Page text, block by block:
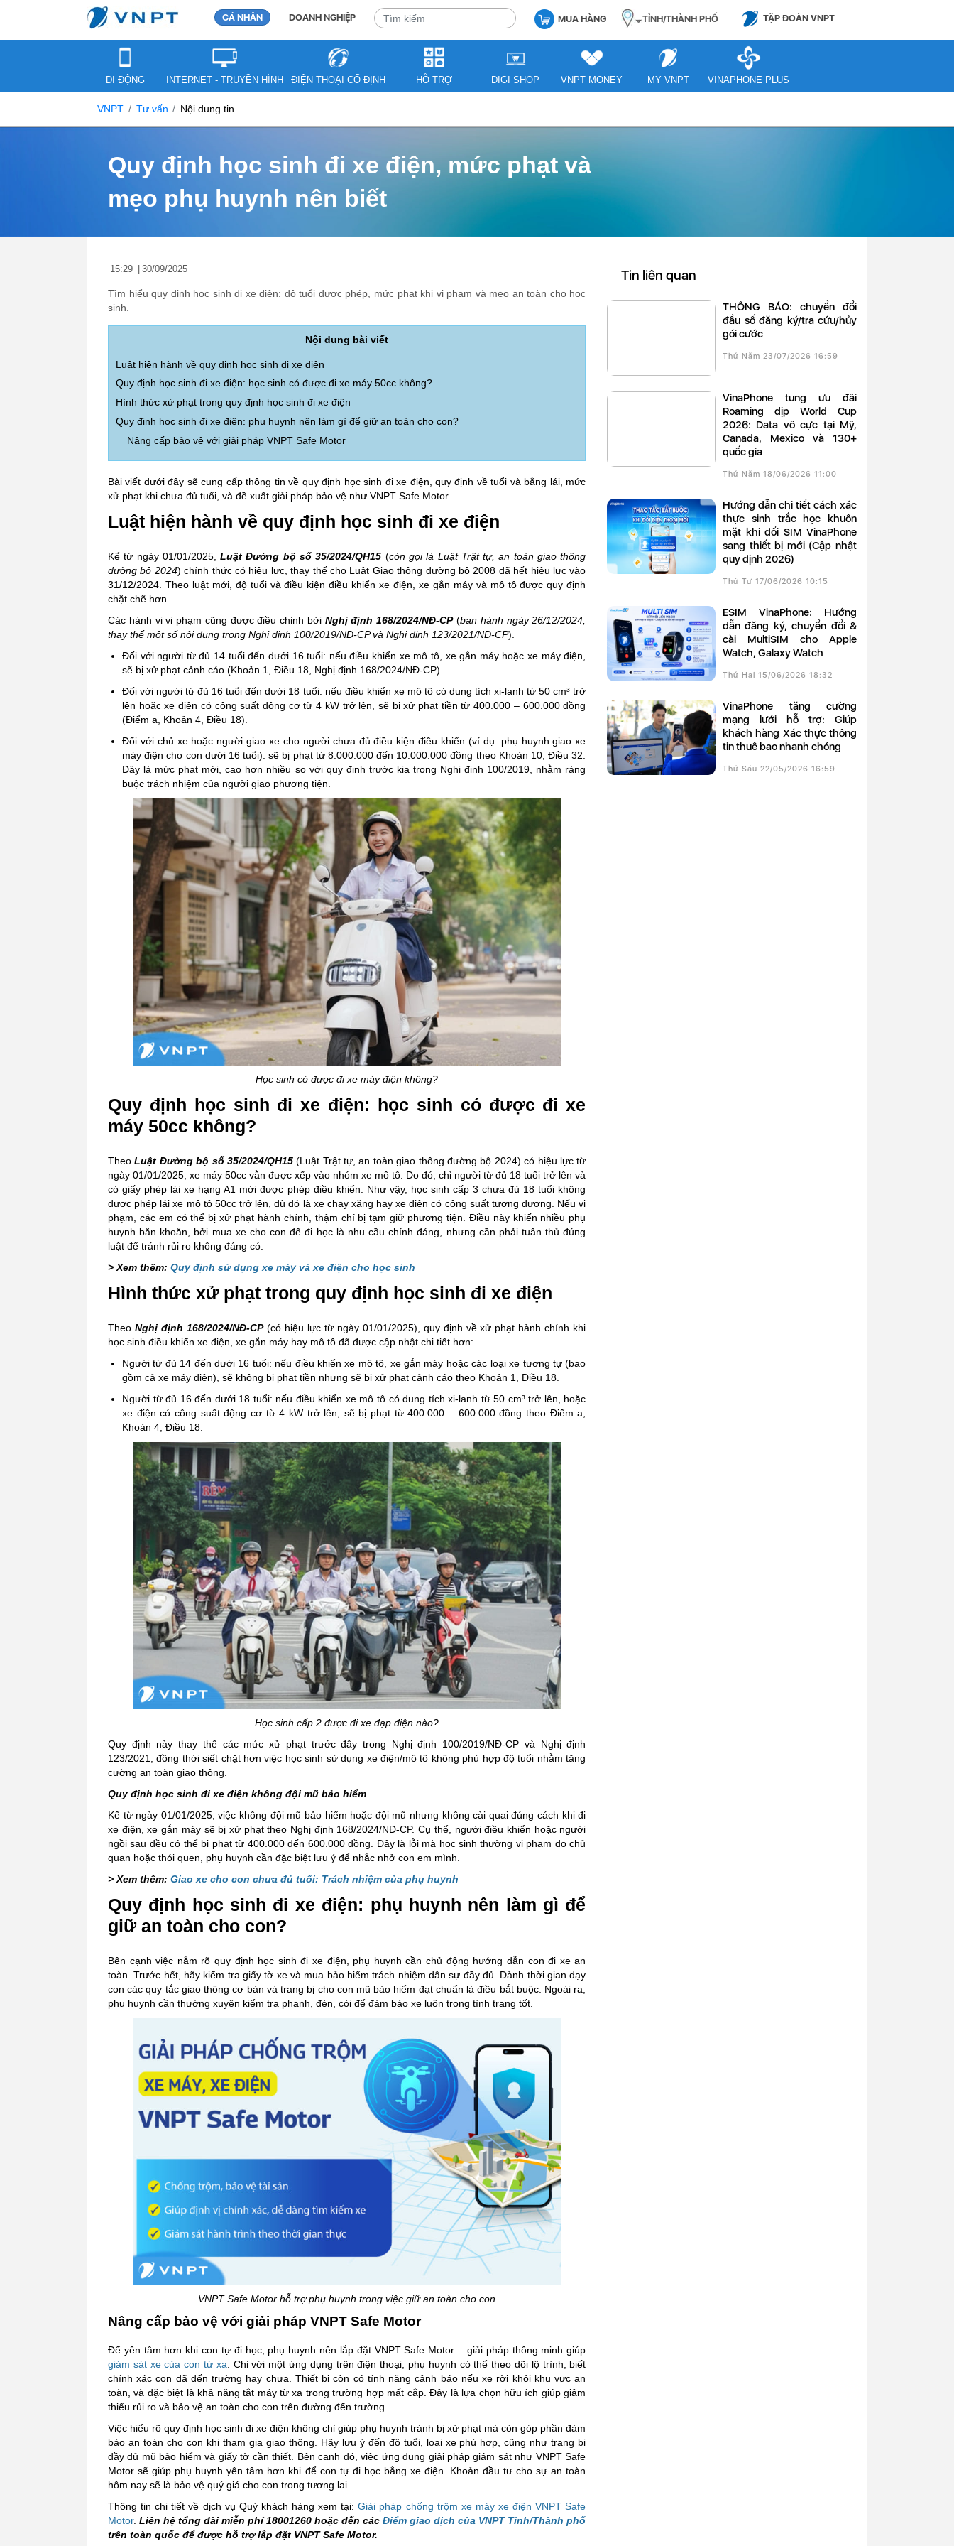
CÁ NHÂN DOANH NGHIỆP MUA HÀNG TỈNH/THÀNH PHỐ TẬP ĐOÀN VNPT
DI ĐỘNG INTERNET - TRUYỀN HÌNH ĐIỆN THOẠI CỐ ĐỊNH HỖ TRỢ DIGI SHOP VNPT MONEY MY VNPT VINAPHONE PLUS
VNPT Tư vấn Nội dung tin
Quy định học sinh đi xe điện, mức phạt và
mẹo phụ huynh nên biết
15:29 30/09/2025
Tìm hiểu quy định học sinh đi xe điện: độ tuổi được phép, mức phạt khi vi phạm và mẹo an toàn cho học
sinh.
Nội dung bài viết
Luật hiện hành về quy định học sinh đi xe điện
Quy định học sinh đi xe điện: học sinh có được đi xe máy 50cc không?
Hình thức xử phạt trong quy định học sinh đi xe điện
Quy định học sinh đi xe điện: phụ huynh nên làm gì để giữ an toàn cho con?
Nâng cấp bảo vệ với giải pháp VNPT Safe Motor
Bài viết dưới đây sẽ cung cấp thông tin về quy định học sinh đi xe điện, quy định về tuổi và bằng lái, mức
xử phạt khi chưa đủ tuổi, và đề xuất giải pháp bảo vệ như VNPT Safe Motor.
Luật hiện hành về quy định học sinh đi xe điện
Kể từ ngày 01/01/2025,Luật Đường bộ số 35/2024/QH15 (còn gọi là Luật Trật tự, an toàn giao thông
đường bộ 2024) chính thức có hiệu lực, thay thế cho Luật Giao thông đường bộ 2008 đã hết hiệu lực vào
31/12/2024. Theo luật mới, độ tuổi và điều kiện điều khiển xe điện, xe gắn máy và mô tô được quy định
chặt chẽ hơn.
Các hành vi vi phạm cũng được điều chỉnh bởi Nghị định 168/2024/NĐ-CP(ban hành ngày 26/12/2024,
thay thế một số nội dung trong Nghị định 100/2019/NĐ-CP và Nghị định 123/2021/NĐ-CP).
Đối với người từ đủ 14 tuổi đến dưới 16 tuổi: nếu điều khiển xe mô tô, xe gắn máy hoặc xe máy điện,
sẽ bị xử phạt cảnh cáo (Khoản 1, Điều 18, Nghị định 168/2024/NĐ-CP).
Đối với người từ đủ 16 tuổi đến dưới 18 tuổi: nếu điều khiển xe mô tô có dung tích xi-lanh từ 50 cm³ trở
lên hoặc xe điện có công suất động cơ từ 4 kW trở lên, sẽ bị xử phạt tiền từ 400.000 – 600.000 đồng
(Điểm a, Khoản 4, Điều 18).
Đối với chủ xe hoặc người giao xe cho người chưa đủ điều kiện điều khiển (ví dụ: phụ huynh giao xe
máy điện cho con dưới 16 tuổi): sẽ bị phạt từ 8.000.000 đến 10.000.000 đồng theo Khoản 10, Điều 32.
Đây là mức phạt mới, cao hơn nhiều so với quy định trước kia trong Nghị định 100/2019, nhằm ràng
buộc trách nhiệm của người giao phương tiện.
Học sinh có được đi xe máy điện không?
Quy định học sinh đi xe điện: học sinh có được đi xe
máy 50cc không?
TheoLuật Đường bộ số 35/2024/QH15(Luật Trật tự, an toàn giao thông đường bộ 2024) có hiệu lực từ
ngày 01/01/2025, xe máy 50cc vẫn được xếp vào nhóm xe mô tô. Do đó, chỉ người từ đủ 18 tuổi trở lên và
có giấy phép lái xe hạng A1 mới được phép điều khiển. Như vậy, học sinh cấp 3 chưa đủ 18 tuổi không
được phép lái xe mô tô 50cc trở lên, dù đó là xe chạy xăng hay xe điện có công suất tương đương. Nếu vi
phạm, các em có thể bị xử phạt hành chính, thậm chí bị tạm giữ phương tiện. Điều này khiến nhiều phụ
huynh băn khoăn, bởi mua xe cho con để đi học là nhu cầu chính đáng, nhưng cần phải tuân thủ đúng
luật để tránh rủi ro không đáng có.
> Xem thêm: Quy định sử dụng xe máy và xe điện cho học sinh
Hình thức xử phạt trong quy định học sinh đi xe điện
Theo Nghị định 168/2024/NĐ-CP(có hiệu lực từ ngày 01/01/2025), quy định về xử phạt hành chính khi
học sinh điều khiển xe điện, xe gắn máy hay mô tô đã được cập nhật chi tiết hơn:
Người từ đủ 14 đến dưới 16 tuổi: nếu điều khiển xe mô tô, xe gắn máy hoặc các loại xe tương tự (bao
gồm cả xe máy điện), sẽ không bị phạt tiền nhưng sẽ bị xử phạt cảnh cáo theo Khoản 1, Điều 18.
Người từ đủ 16 đến dưới 18 tuổi: nếu điều khiển xe mô tô có dung tích xi-lanh từ 50 cm³ trở lên, hoặc
xe điện có công suất động cơ từ 4 kW trở lên, sẽ bị phạt từ 400.000 – 600.000 đồng theo Điểm a,
Khoản 4, Điều 18.
Học sinh cấp 2 được đi xe đạp điện nào?
Quy định này thay thế các mức xử phạt trước đây trong Nghị định 100/2019/NĐ-CP và Nghị định
123/2021, đồng thời siết chặt hơn việc học sinh sử dụng xe điện/mô tô không phù hợp độ tuổi nhằm tăng
cường an toàn giao thông.
Quy định học sinh đi xe điện không đội mũ bảo hiểm
Kể từ ngày 01/01/2025, việc không đội mũ bảo hiểm hoặc đội mũ nhưng không cài quai đúng cách khi đi
xe điện, xe gắn máy sẽ bị xử phạt theo Nghị định 168/2024/NĐ-CP. Cụ thể, người điều khiển hoặc người
ngồi sau đều có thể bị phạt từ 400.000 đến 600.000 đồng. Đây là lỗi mà học sinh thường vi phạm do chủ
quan hoặc thói quen, phụ huynh cần đặc biệt lưu ý để nhắc nhở con em mình.
> Xem thêm: Giao xe cho con chưa đủ tuổi: Trách nhiệm của phụ huynh
Quy định học sinh đi xe điện: phụ huynh nên làm gì để
giữ an toàn cho con?
Bên cạnh việc nắm rõ quy định học sinh đi xe điện, phụ huynh cần chủ động hướng dẫn con đi xe an
toàn. Trước hết, hãy kiểm tra giấy tờ xe và mua bảo hiểm trách nhiệm dân sự đầy đủ. Dành thời gian dạy
con các quy tắc giao thông cơ bản và trang bị cho con mũ bảo hiểm đạt chuẩn là điều bắt buộc. Ngoài ra,
phụ huynh cần thường xuyên kiểm tra phanh, đèn, còi để đảm bảo xe luôn trong tình trạng tốt.
VNPT Safe Motor hỗ trợ phụ huynh trong việc giữ an toàn cho con
Nâng cấp bảo vệ với giải pháp VNPT Safe Motor
Để yên tâm hơn khi con tự đi học, phụ huynh nên lắp đặt VNPT Safe Motor – giải pháp thông minh giúp
giám sát xe của con từ xa. Chỉ với một ứng dụng trên điện thoại, phụ huynh có thể theo dõi lộ trình, biết
chính xác con đã đến trường hay chưa. Thiết bị còn có tính năng cảnh báo nếu xe rời khỏi khu vực an
toàn, và đặc biệt là khả năng tắt máy từ xa trong trường hợp mất cắp. Đây là lựa chọn hữu ích giúp giảm
thiểu rủi ro và bảo vệ an toàn cho con trên đường đến trường.
Việc hiểu rõ quy định học sinh đi xe điện không chỉ giúp phụ huynh tránh bị xử phạt mà còn góp phần đảm
bảo an toàn cho con khi tham gia giao thông. Hãy lưu ý đến độ tuổi, loại xe phù hợp, cũng như trang bị
đầy đủ mũ bảo hiểm và giấy tờ cần thiết. Bên cạnh đó, việc ứng dụng giải pháp giám sát như VNPT Safe
Motor sẽ giúp phụ huynh yên tâm hơn khi để con tự đi học bằng xe điện. Khoản đầu tư cho sự an toàn
hôm nay sẽ là bảo vệ quý giá cho con trong tương lai.
Thông tin chi tiết về dịch vụ Quý khách hàng xem tại:Giải pháp chống trộm xe máy xe điện VNPT Safe
Motor.Liên hệ tổng đài miễn phí 18001260 hoặc đến cácĐiểm giao dịch của VNPT Tỉnh/Thành phố
trên toàn quốc để được hỗ trợ lắp đặt VNPT Safe Motor.
Tin liên quan
THÔNG BÁO: chuyển đổi
đầu số đăng ký/tra cứu/hủy
gói cước
Thứ Năm 23/07/2026 16:59
VinaPhone tung ưu đãi
Roaming dịp World Cup
2026: Data vô cực tại Mỹ,
Canada, Mexico và 130+
quốc gia
Thứ Năm 18/06/2026 11:00
Hướng dẫn chi tiết cách xác
thực sinh trắc học khuôn
mặt khi đổi SIM VinaPhone
sang thiết bị mới (Cập nhật
quy định 2026)
Thứ Tư 17/06/2026 10:15
eSIM VinaPhone: Hướng
dẫn đăng ký, chuyển đổi &
cài MultiSIM cho Apple
Watch, Galaxy Watch
Thứ Hai 15/06/2026 18:32
VinaPhone tăng cường
mạng lưới hỗ trợ: Giúp
khách hàng Xác thực thông
tin thuê bao nhanh chóng
Thứ Sáu 22/05/2026 16:59